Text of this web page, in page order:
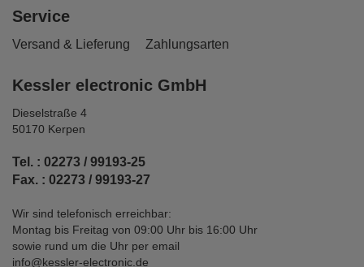
Service
Versand & Lieferung Zahlungsarten
Kessler electronic GmbH
Dieselstraße 4
50170 Kerpen
Tel. : 02273 / 99193-25
Fax. : 02273 / 99193-27
Wir sind telefonisch erreichbar:
Montag bis Freitag von 09:00 Uhr bis 16:00 Uhr
sowie rund um die Uhr per email
info@kessler-electronic.de